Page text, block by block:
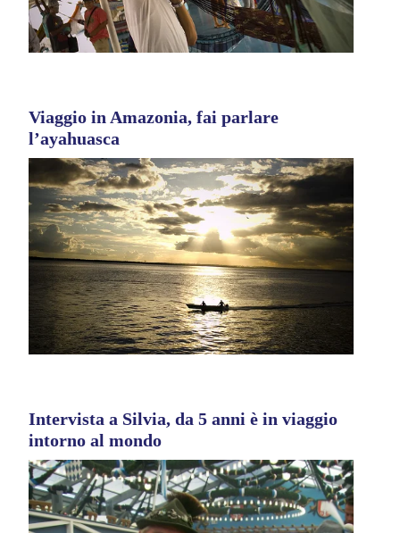
Viaggio in Amazonia, fai parlare
l’ayahuasca
Intervista a Silvia, da 5 anni è in viaggio
intorno al mondo